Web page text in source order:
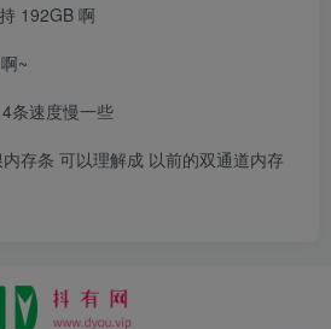
192GB 啊
~
条速度慢一些
存条 可以理解成 以前的双通道内存